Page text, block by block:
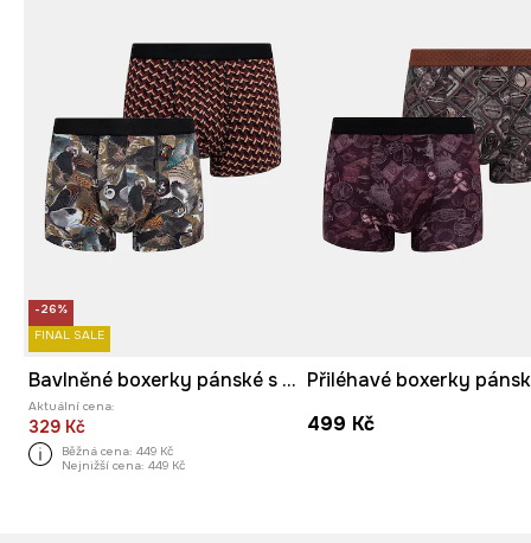
-26%
FINAL SALE
Bavlněné boxerky pánské s elastanem a vzorem (2-pack)
Aktuální cena:
329 Kč
Běžná cena: 449 Kč
Nejnižší cena: 449 Kč
499 Kč